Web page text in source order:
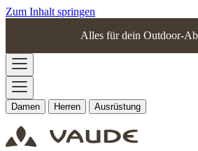
Zum Inhalt springen
Alles für dein Outdoor-
Damen Herren Ausrüstung